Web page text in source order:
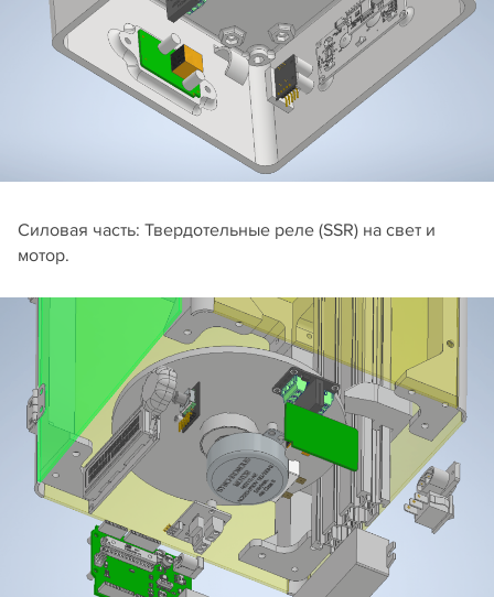
Силовая часть: Твердотельные реле (SSR) на свет и
мотор.